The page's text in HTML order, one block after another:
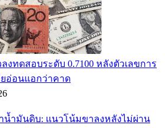
งทดสอบระดับ 0.7100 หลังตัวเลขการ
ยอ่อนแอกว่าคาด
น้ำมันดิบ: แนวโน้มขาลงหลังไม่ผ่าน